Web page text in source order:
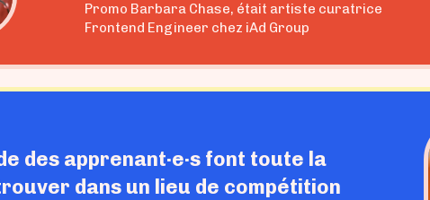
Promo Barbara Chase, était artiste curatrice
Frontend Engineer chez iAd Group
des apprenant·e·s font toute la
dans un lieu de compétition